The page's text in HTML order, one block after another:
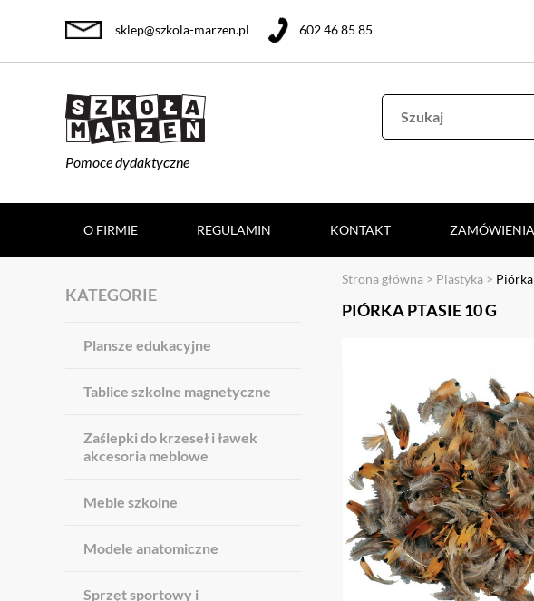
Pomoce dydaktyczne
sklep@szkola-marzen.pl 602 46 85 85
O FIRMIE REGULAMIN KONTAKT ZAMÓWIENIA
KATEGORIE
Plansze edukacyjne
Tablice szkolne magnetyczne
Zaślepki do krzeseł i ławek
akcesoria meblowe
Meble szkolne
Modele anatomiczne
Sprzęt sportowy i
Strona główna > Plastyka >
PIÓRKA PTASIE 10 G